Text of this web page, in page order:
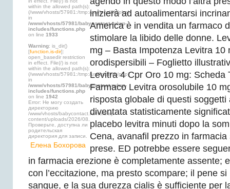
within the allowed path(s):
(/www/vhosts/57981:/tmp:/usr/local/lib/php)
in
/www/vhosts/57981/babycontact.ru/wp-
includes/functions.php
on line 1933
Warning: is_dir()
[function.is-dir]:
open_basedir restriction
in effect. File(/) is not
within the allowed path(s):
(/www/vhosts/57981:/tmp:/usr/local/lib/php)
in
/www/vhosts/57981/babycontact.ru/wp-
includes/functions.php
on line 1942
Error: Не могу создать
директорию
/www/vhosts/babycontact.ru/html/wp-
content/uploads/2026/08.
Проверьте, доступна ли
родительская
директория для записи.
Елена Бохорова
inizierà ad autoalimentarsi
America è in vendita un farmaco
stimolare la libido delle donne.
mg – Basta Impotenza Levitra 10
orodispersibili – Foglietto
Levitra 4 Cpr Oro 10 mg: Scheda
Farmaco Levitra orosolubile 10
risposta globale di questi soggetti
diventata statisticamente
placebo levitra minuti dopo la
Cena, avanafil prezzo in
prese. ED potrebbe essere
in farmacia erezione è completamente assente;
con l’eccitazione, ma presto scompare; il pene
sangue, e la sua durezza cialis è sufficiente per